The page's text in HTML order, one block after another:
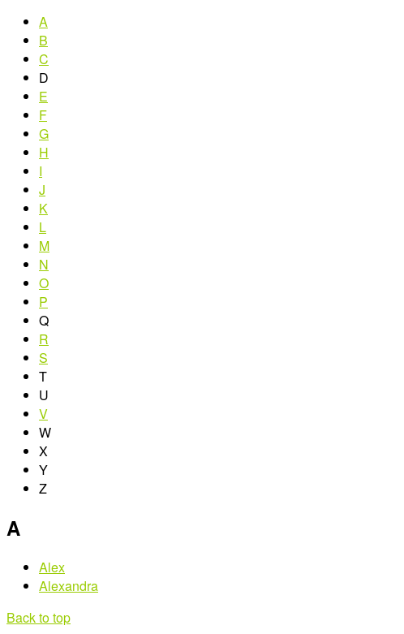
A
B
C
D
E
F
G
H
I
J
K
L
M
N
O
P
Q
R
S
T
U
V
W
X
Y
Z
A
Alex
Alexandra
Back to top